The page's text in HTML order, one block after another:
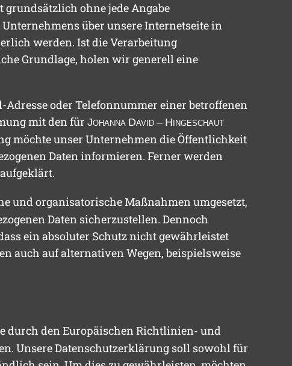
grundsätzlich ohne jede Angabe
Unternehmens über unsere Internetseite in
werden. Ist die Verarbeitung
Grundlage, holen wir generell eine
oder Telefonnummer einer betroffenen
mit den für Johanna David – Hingeschaut
möchte unser Unternehmen die Öffentlichkeit
Daten informieren. Ferner werden
und organisatorische Maßnahmen umgesetzt,
Daten sicherzustellen. Dennoch
ein absoluter Schutz nicht gewährleistet
auch auf alternativen Wegen, beispielsweise
durch den Europäischen Richtlinien- und
Unsere Datenschutzerklärung soll sowohl für